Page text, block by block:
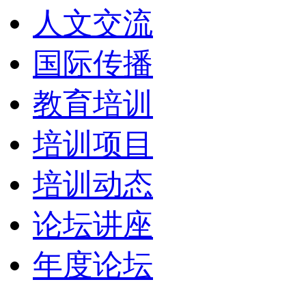
人文交流
国际传播
教育培训
培训项目
培训动态
论坛讲座
年度论坛